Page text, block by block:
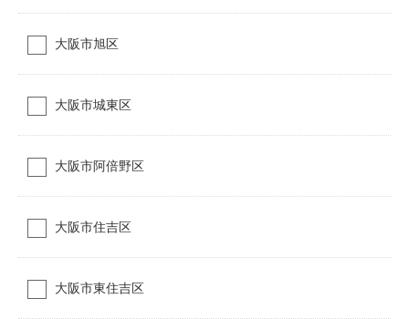
大阪市旭区
大阪市城東区
大阪市阿倍野区
大阪市住吉区
大阪市東住吉区